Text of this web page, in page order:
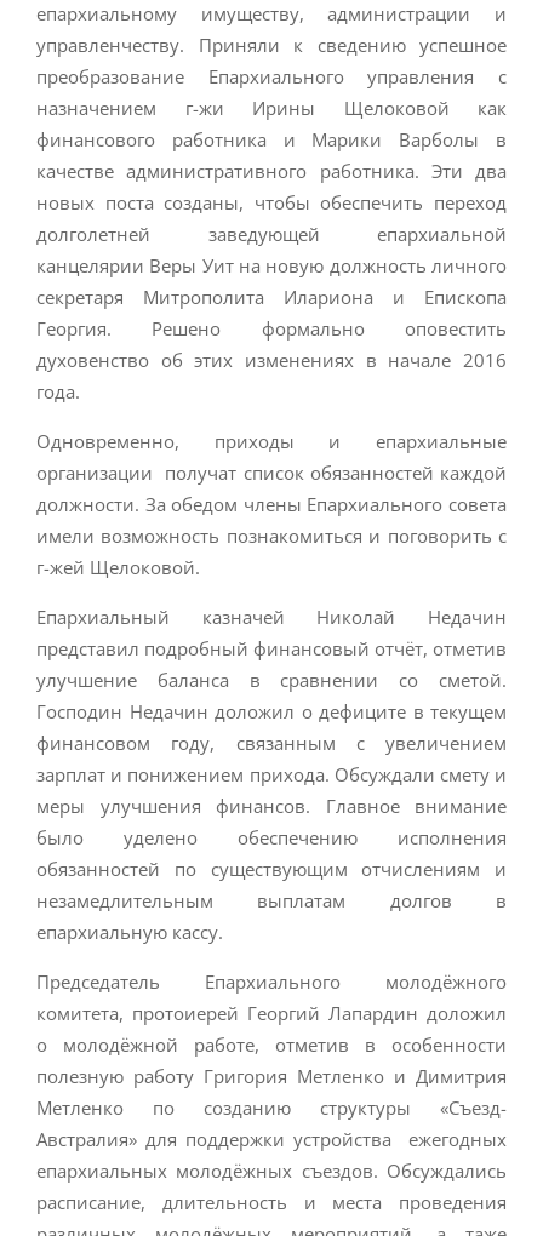
епархиальному имуществу, администрации и
управленчеству. Приняли к сведению успешное
преобразование Епархиального управления с
назначением г-жи Ирины Щелоковой как
финансового работника и Марики Варболы в
качестве административного работника. Эти два
новых поста созданы, чтобы обеспечить переход
долголетней заведующей епархиальной
канцелярии Веры Уит на новую должность личного
секретаря Митрополита Илариона и Епископа
Георгия. Решено формально оповестить
духовенство об этих изменениях в начале 2016
года.
Одновременно, приходы и епархиальные
организации получат список обязанностей каждой
должности. За обедом члены Епархиального совета
имели возможность познакомиться и поговорить с
г-жей Щелоковой.
Епархиальный казначей Николай Недачин
представил подробный финансовый отчёт, отметив
улучшение баланса в сравнении со сметой.
Господин Недачин доложил о дефиците в текущем
финансовом году, связанным с увеличением
зарплат и понижением прихода. Обсуждали смету и
меры улучшения финансов. Главное внимание
было уделено обеспечению исполнения
обязанностей по существующим отчислениям и
незамедлительным выплатам долгов в
епархиальную кассу.
Председатель Епархиального молодёжного
комитета, протоиерей Георгий Лапардин доложил
о молодёжной работе, отметив в особенности
полезную работу Григория Метленко и Димитрия
Метленко по созданию структуры «Съезд-
Австралия» для поддержки устройства ежегодных
епархиальных молодёжных съездов. Обсуждались
расписание, длительность и места проведения